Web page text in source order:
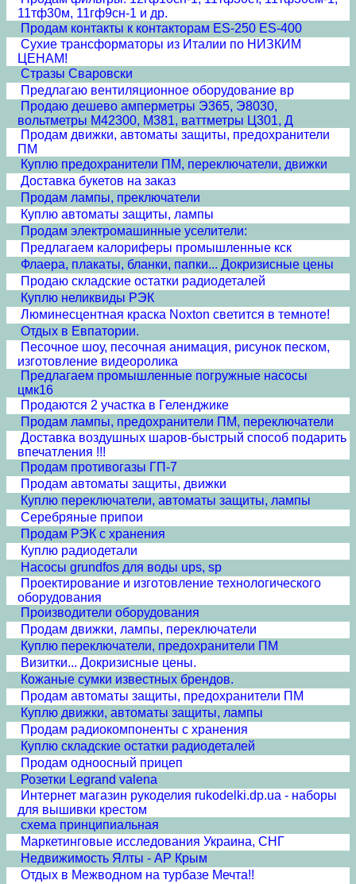
11тф30м, 11гф9сн-1 и др.
Продам контакты к контакторам ES-250 ES-400
Сухие трансформаторы из Италии по НИЗКИМ
ЦЕНАМ!
Стразы Сваровски
Предлагаю вентиляционное оборудование вр
Продаю дешево амперметры Э365, Э8030,
вольтметры М42300, М381, ваттметры Ц301, Д
Продам движки, автоматы защиты, предохранители
ПМ
Куплю предохранители ПМ, переключатели, движки
Доставка букетов на заказ
Продам лампы, преключатели
Куплю автоматы защиты, лампы
Продам электромашинные уселители:
Предлагаем калориферы промышленные кск
Флаера, плакаты, бланки, папки... Докризисные цены
Продаю складские остатки радиодеталей
Куплю неликвиды РЭК
Люминесцентная краска Noxton светится в темноте!
Отдых в Евпатории.
Песочное шоу, песочная анимация, рисунок песком,
изготовление видеоролика
Предлагаем промышленные погружные насосы
цмк16
Продаются 2 участка в Геленджике
Продам лампы, предохранители ПМ, переключатели
Доставка воздушных шаров-быстрый способ подарить
впечатления !!!
Продам противогазы ГП-7
Продам автоматы защиты, движки
Куплю переключатели, автоматы защиты, лампы
Серебряные припои
Продам РЭК с хранения
Куплю радиодетали
Насосы grundfos для воды ups, sp
Проектирование и изготовление технологического
оборудования
Производители оборудования
Продам движки, лампы, переключатели
Куплю переключатели, предохранители ПМ
Визитки... Докризисные цены.
Кожаные сумки известных брендов.
Продам автоматы защиты, предохранители ПМ
Куплю движки, автоматы защиты, лампы
Продам радиокомпоненты с хранения
Куплю складские остатки радиодеталей
Продам одноосный прицеп
Розетки Legrand valena
Интернет магазин рукоделия rukodelki.dp.ua - наборы
для вышивки крестом
схема принципиальная
Маркетинговые исследования Украина, СНГ
Недвижимость Ялты - АР Крым
Отдых в Межводном на турбазе Мечта!!